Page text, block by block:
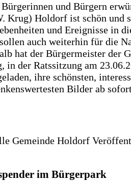
und Bürgern
Krug) Holdorf ist schön und
und Ereignisse in
auch weiterhin für die
hat der Bürgermeister der
der Ratssitzung am
ihre schönsten,
Bilder ab
Gemeinde Holdorf
im Bürgerpark